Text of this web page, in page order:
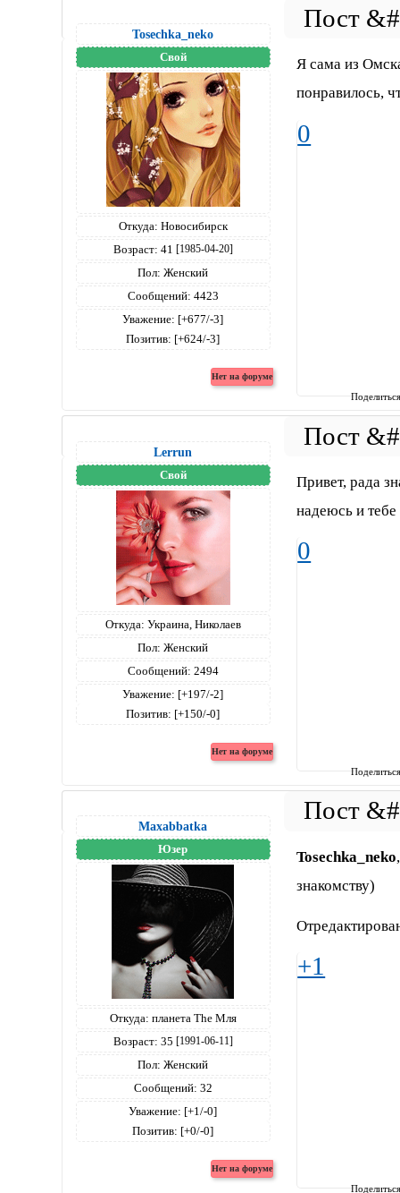
Tosechka_neko
Свой
Откуда: Новосибирск
Возраст: 41 [1985-04-20]
Пол: Женский
Сообщений: 4423
Уважение: [+677/-3]
Позитив: [+624/-3]
Я сама из
понравилось,
0
Lerrun
Свой
Откуда: Украина, Николаев
Пол: Женский
Сообщений: 2494
Уважение: [+197/-2]
Позитив: [+150/-0]
Привет, рада
надеюсь и тебе
0
Maxabbatka
Юзер
Откуда: планета The Мля
Возраст: 35 [1991-06-11]
Пол: Женский
Сообщений: 32
Уважение: [+1/-0]
Позитив: [+0/-0]
Tosechka_neko
знакомству)
+1